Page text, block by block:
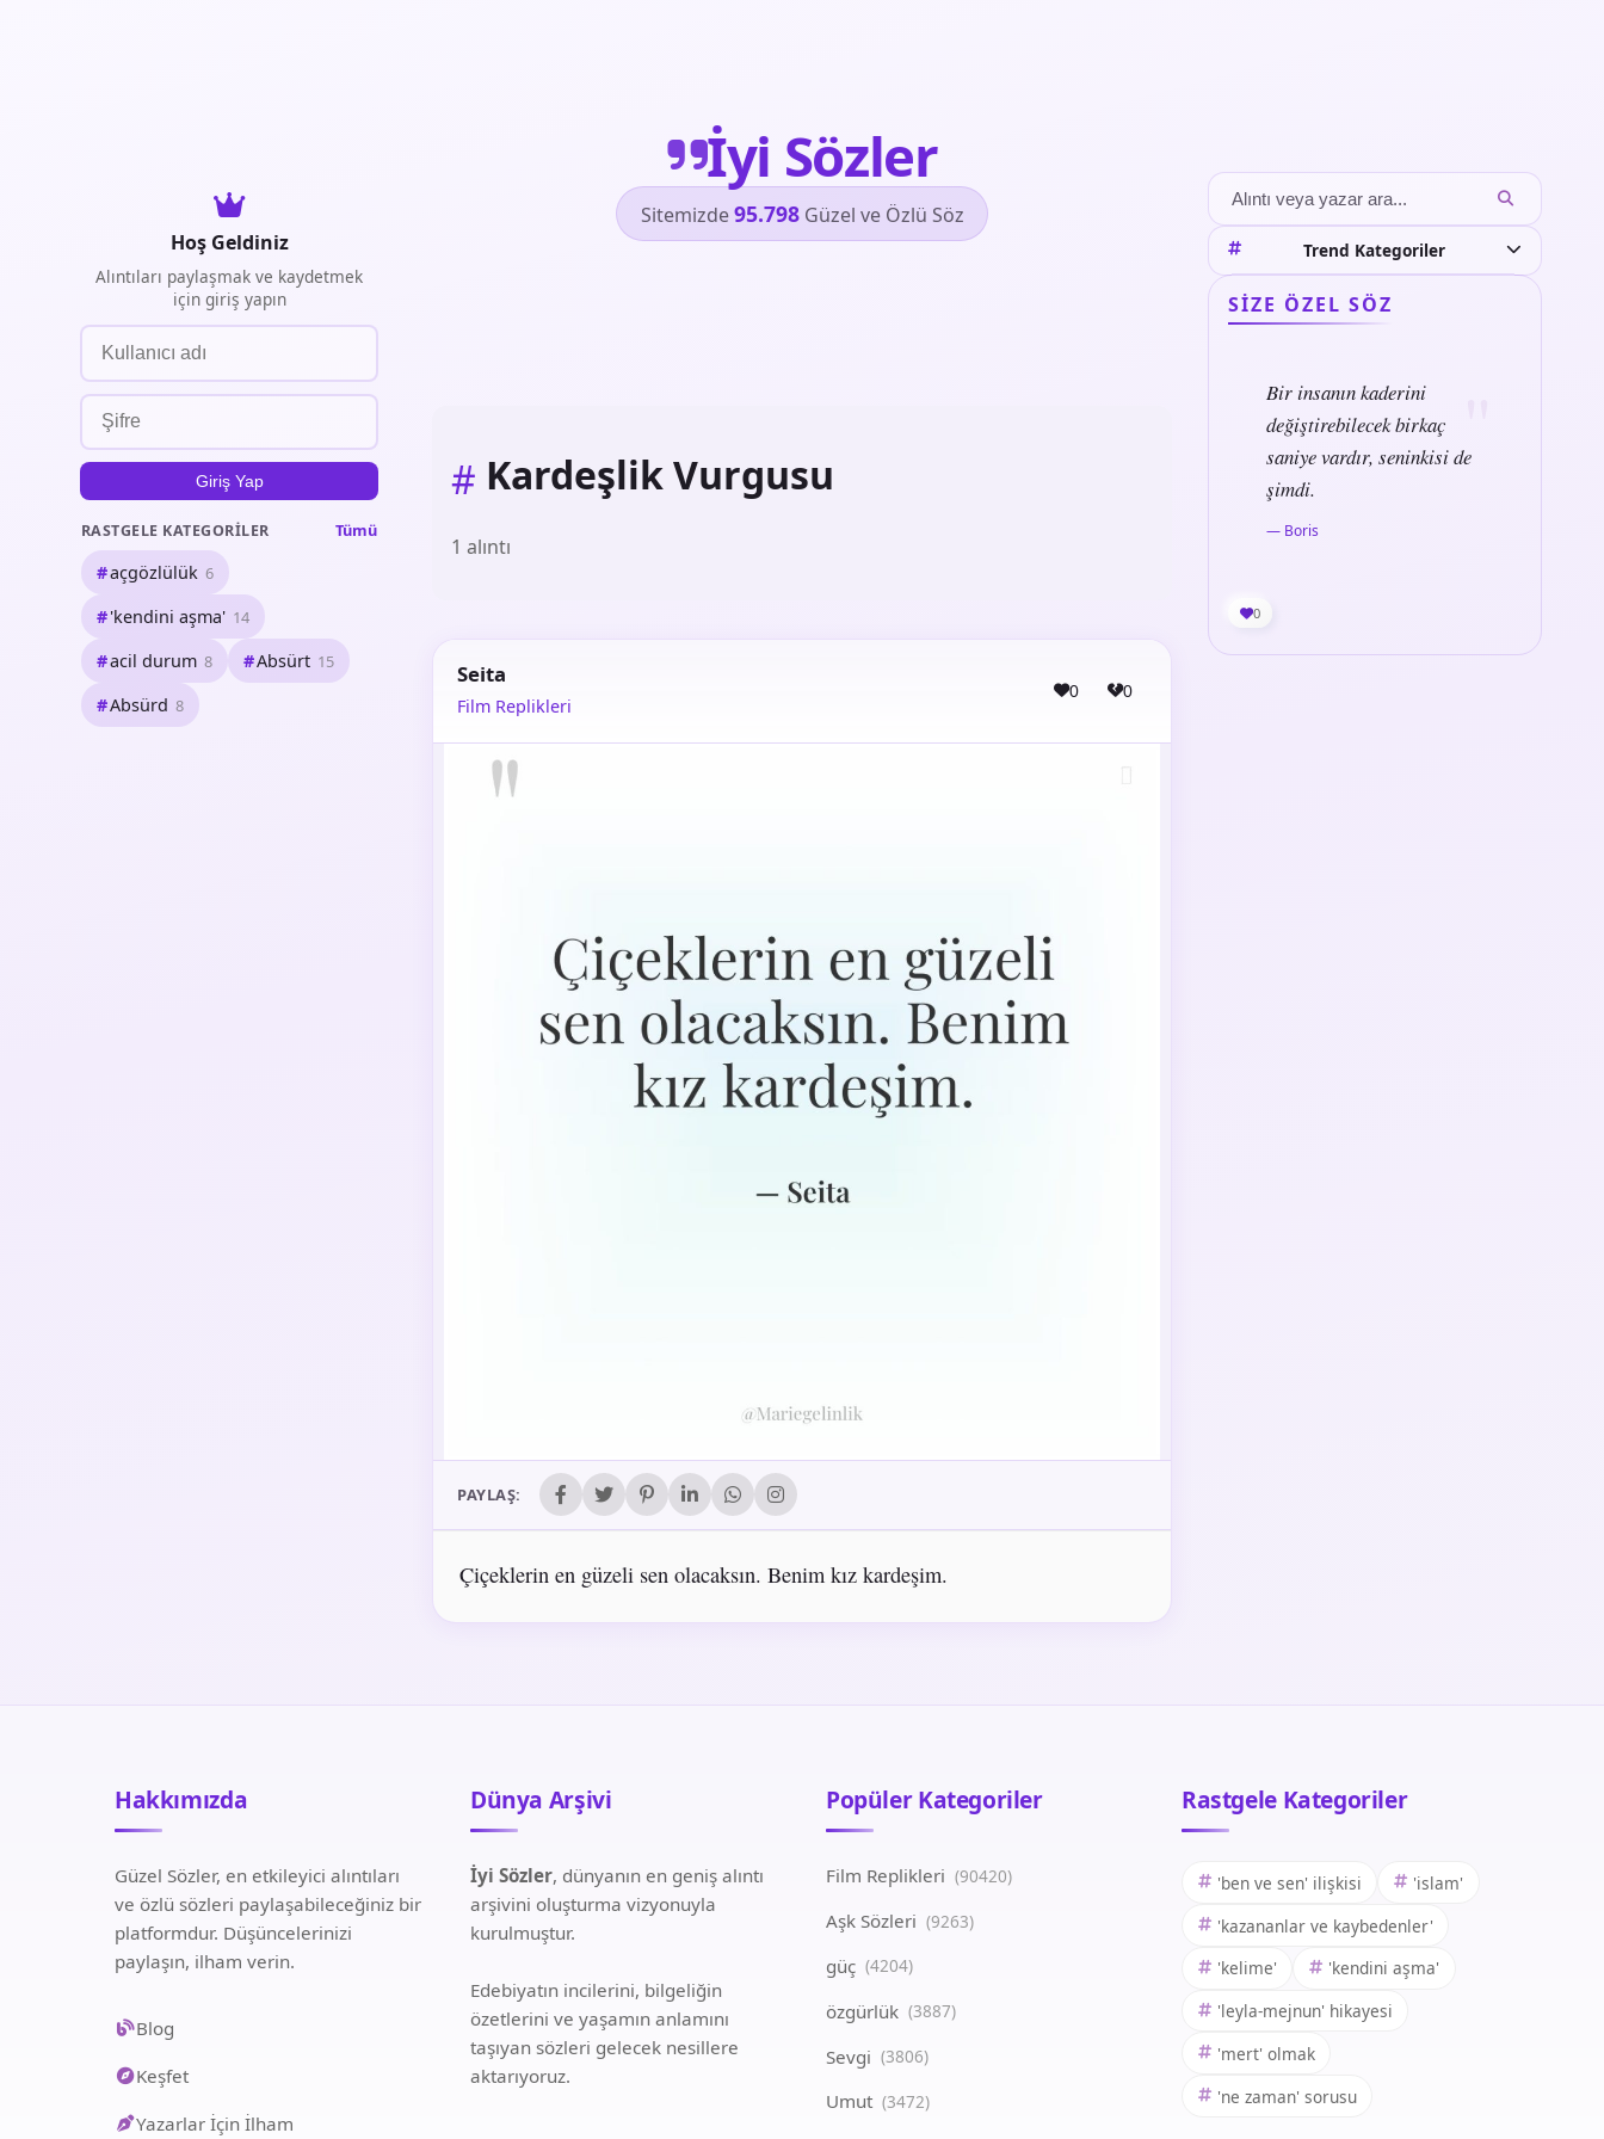
İyi Sözler
Sitemizde95.798Güzel ve Özlü Söz
Hoş Geldiniz
Alıntıları paylaşmak ve kaydetmek
için giriş yapın
Giriş Yap
RASTGELE KATEGORILER Tümü
açgözlülük 6
'kendini aşma' 14
acil durum 8 Absürt 15
Absürd 8
# Kardeşlik Vurgusu
1 alıntı
Seita
Film Replikleri
0 0
PAYLAŞ:
Çiçeklerin en güzeli sen olacaksın. Benim kız kardeşim.
Trend Kategoriler
SIZE ÖZEL SÖZ
Bir insanın kaderini
değiştirebilecek birkaç
saniye vardır, seninkisi de
şimdi.
— Boris
0
Hakkımızda
Güzel Sözler, en etkileyici alıntıları
ve özlü sözleri paylaşabileceğiniz bir
platformdur. Düşüncelerinizi
paylaşın, ilham verin.
Blog
Keşfet
Yazarlar İçin İlham
Dünya Arşivi
İyi Sözler, dünyanın en geniş alıntı
arşivini oluşturma vizyonuyla
kurulmuştur.
Edebiyatın incilerini, bilgeliğin
özetlerini ve yaşamın anlamını
taşıyan sözleri gelecek nesillere
aktarıyoruz.
Popüler Kategoriler
Film Replikleri (90420)
Aşk Sözleri (9263)
güç (4204)
özgürlük (3887)
Sevgi (3806)
Umut (3472)
Rastgele Kategoriler
'ben ve sen' ilişkisi
'islam'
'kazananlar ve kaybedenler'
'kelime'
'kendini aşma'
'leyla-mejnun' hikayesi
'mert' olmak
'ne zaman' sorusu